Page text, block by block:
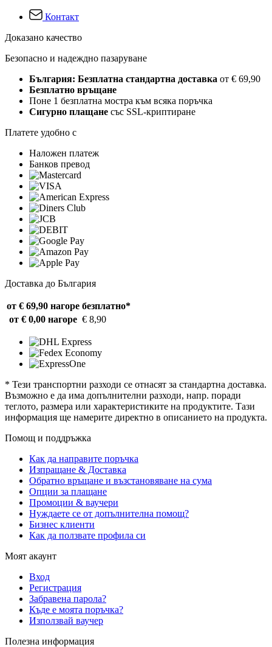
Контакт
Доказано качество
Безопасно и надеждно пазаруване
България: Безплатна стандартна доставка от € 69,90
Безплатно връщане
Поне 1 безплатна мостра към всяка поръчка
Сигурно плащане със SSL-криптиране
Платете удобно с
Наложен платеж
Банков превод
Доставка до България
от € 69,90 нагоре безплатно*
от € 0,00 нагоре € 8,90
* Тези транспортни разходи се отнасят за стандартна доставка.
Възможно е да има допълнителни разходи, напр. поради
теглото, размера или характеристиките на продуктите. Тази
информация ще намерите директно в описанието на продукта.
Помощ и поддръжка
Как да направите поръчка
Изпращане & Доставка
Обратно връщане и възстановяване на сума
Опции за плащане
Промоции & ваучери
Нуждаете се от допълнителна помощ?
Бизнес клиенти
Как да ползвате профила си
Моят акаунт
Вход
Регистрация
Забравена парола?
Къде е моята поръчка?
Използвай ваучер
Полезна информация